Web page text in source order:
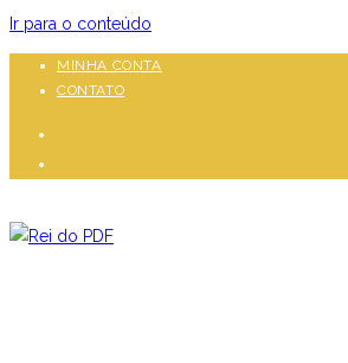
Ir para o conteúdo
MINHA CONTA
CONTATO